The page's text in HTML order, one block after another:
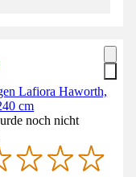
Lafiora Haworth,
cm
noch nicht